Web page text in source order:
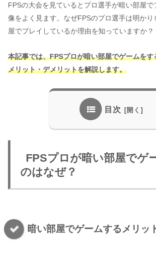
FPSの大会を見ているとプロ選手が暗い部屋
像をよく見ます。なぜFPSのプロ選手は明かり
屋でプレイしているか理由を知っていますか？
本記事では、FPSプロが暗い部屋でゲームを
メリット・デメリットを解説します。
目次
FPSプロが暗い部屋でゲ
のはなぜ？
暗い部屋でゲームするメリッ